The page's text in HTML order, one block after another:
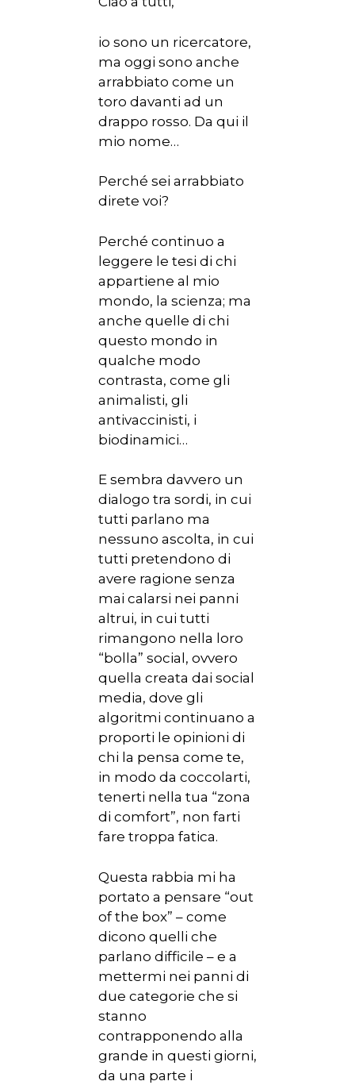
io sono un ricercatore,
ma oggi sono anche
arrabbiato come un
toro davanti ad un
drappo rosso. Da qui il
mio nome…
Perché sei arrabbiato
direte voi?
Perché continuo a
leggere le tesi di chi
appartiene al mio
mondo, la scienza; ma
anche quelle di chi
questo mondo in
qualche modo
contrasta, come gli
animalisti, gli
antivaccinisti, i
biodinamici…
E sembra davvero un
dialogo tra sordi, in cui
tutti parlano ma
nessuno ascolta, in cui
tutti pretendono di
avere ragione senza
mai calarsi nei panni
altrui, in cui tutti
rimangono nella loro
“bolla” social, ovvero
quella creata dai social
media, dove gli
algoritmi continuano a
proporti le opinioni di
chi la pensa come te,
in modo da coccolarti,
tenerti nella tua “zona
di comfort”, non farti
fare troppa fatica.
Questa rabbia mi ha
portato a pensare “out
of the box” – come
dicono quelli che
parlano difficile – e a
mettermi nei panni di
due categorie che si
stanno
contrapponendo alla
grande in questi giorni,
da una parte i